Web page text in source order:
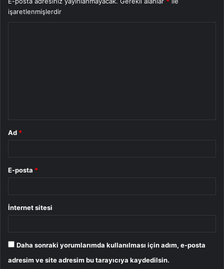
işaretlenmişlerdir
Ad *
E-posta *
İnternet sitesi
Daha sonraki yorumlarımda kullanılması için adım, e-posta
adresim ve site adresim bu tarayıcıya kaydedilsin.